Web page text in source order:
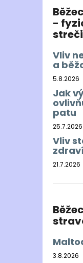
-
Vliv
a
5.8.2026
Jak
patu
25.7.2026
Vliv
21.7.2026
3.8.2026